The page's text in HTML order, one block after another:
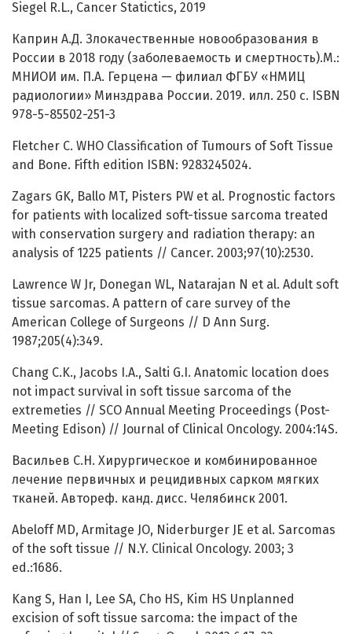
Siegel R.L., Cancer Statictics, 2019
Каприн А.Д. Злокачественные новообразования в
России в 2018 году (заболеваемость и смертность).М.:
МНИОИ им. П.А. Герцена — филиал ФГБУ «НМИЦ
радиологии» Минздрава России. 2019. илл. 250 с. ISBN
978-5-85502-251-3
Fletcher C. WHO Classification of Tumours of Soft Tissue
and Bone. Fifth edition ISBN: 9283245024.
Zagars GK, Ballo MT, Pisters PW et al. Prognostic factors
for patients with localized soft-tissue sarcoma treated
with conservation surgery and radiation therapy: an
analysis of 1225 patients // Cancer. 2003;97(10):2530.
Lawrence W Jr, Donegan WL, Natarajan N et al. Adult soft
tissue sarcomas. A pattern of care survey of the
American College of Surgeons // D Ann Surg.
1987;205(4):349.
Chang C.K., Jacobs I.A., Salti G.I. Anatomic location does
not impact survival in soft tissue sarcoma of the
extremeties // SCO Annual Meeting Proceedings (Post-
Meeting Edison) // Journal of Clinical Oncology. 2004:14S.
Васильев С.Н. Хирургическое и комбинированное
лечение первичных и рецидивных сарком мягких
тканей. Автореф. канд. дисс. Челябинск 2001.
Abeloff MD, Armitage JO, Niderburger JE et al. Sarcomas
of the soft tissue // N.Y. Clinical Oncology. 2003; 3
ed.:1686.
Kang S, Han I, Lee SA, Cho HS, Kim HS Unplanned
excision of soft tissue sarcoma: the impact of the